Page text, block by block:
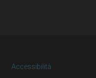
Accessibilità